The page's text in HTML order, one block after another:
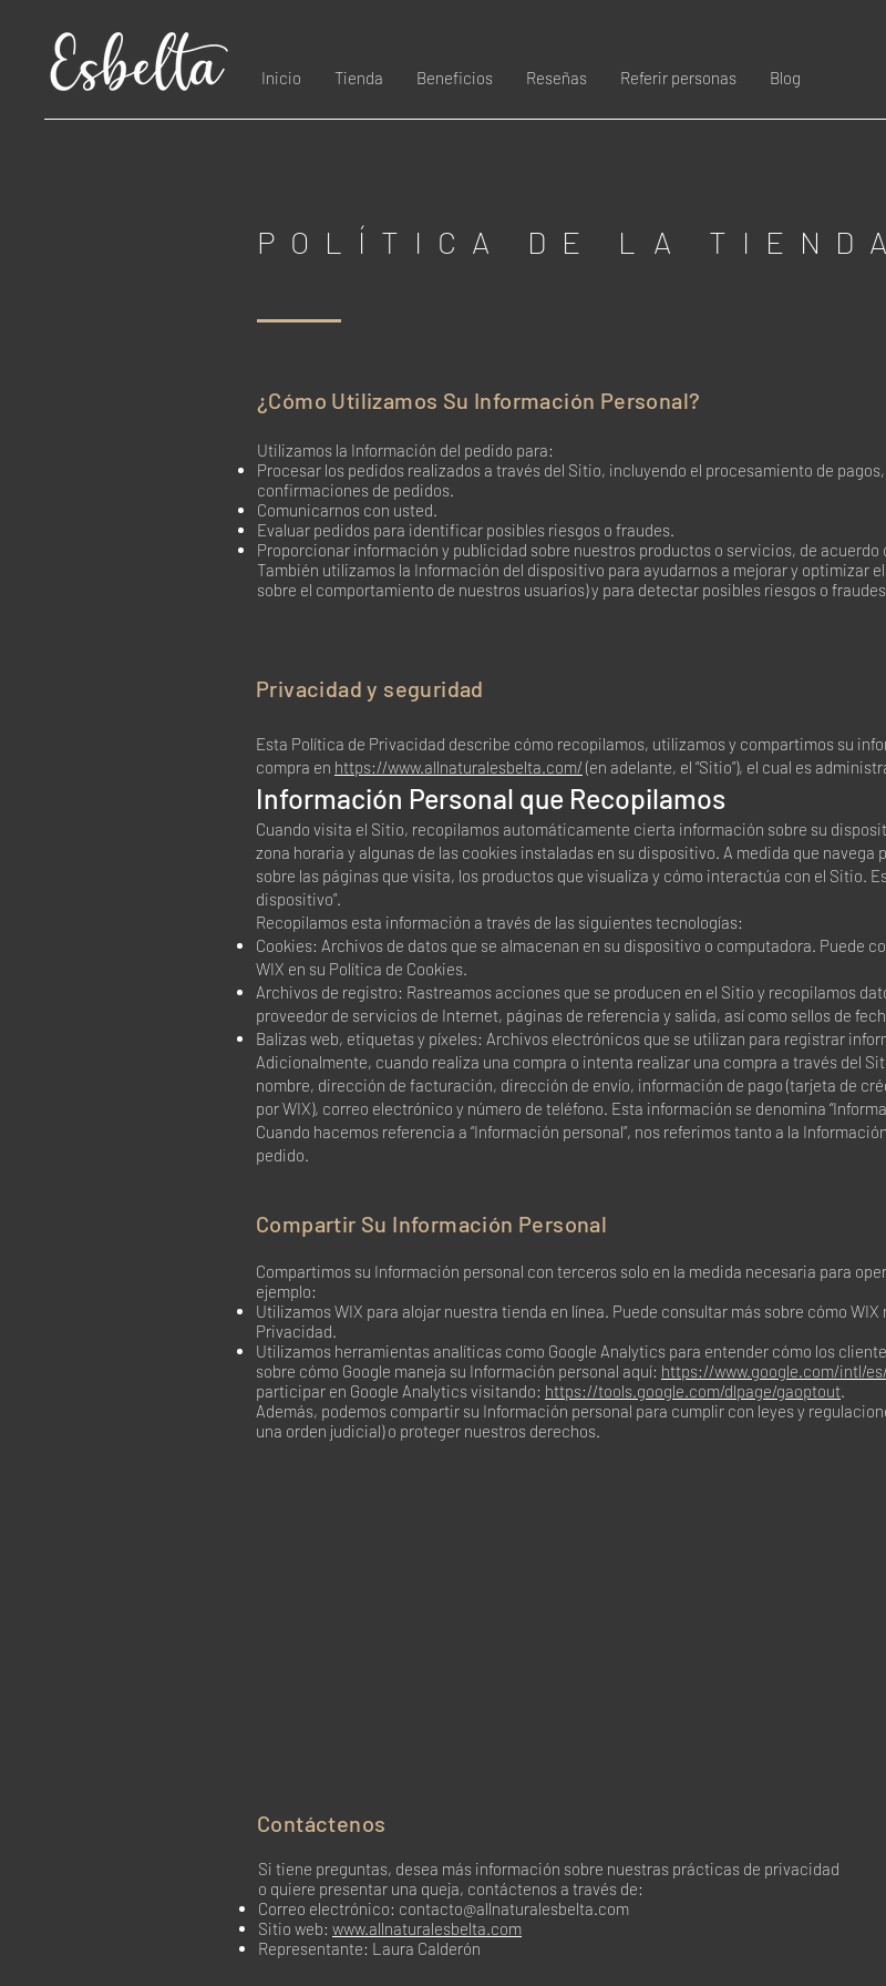
Inicio Tienda Beneficios Reseñas Referir personas Blog
POLÍTICA DE LA TIENDA
¿Cómo Utilizamos Su Información Personal?
Utilizamos la Información del pedido para:
Procesar los pedidos realizados a través del Sitio, incluyendo el procesamiento de
confirmaciones de pedidos.
Comunicarnos con usted.
Evaluar pedidos para identificar posibles riesgos o fraudes.
Proporcionar información y publicidad sobre nuestros productos o servicios, de
También utilizamos la Información del dispositivo para ayudarnos a mejorar y optimizar
sobre el comportamiento de nuestros usuarios) y para detectar posibles riesgos o
Privacidad y seguridad
Esta Política de Privacidad describe cómo recopilamos, utilizamos y compartimos su
compra en https://www.allnaturalesbelta.com/ (en adelante, el “Sitio”), el cual es
Información Personal que Recopilamos
Cuando visita el Sitio, recopilamos automáticamente cierta información sobre su
zona horaria y algunas de las cookies instaladas en su dispositivo. A medida que
sobre las páginas que visita, los productos que visualiza y cómo interactúa con el Sitio.
dispositivo”.
Recopilamos esta información a través de las siguientes tecnologías:
Cookies: Archivos de datos que se almacenan en su dispositivo o computadora. Puede
WIX en su Política de Cookies.
Archivos de registro: Rastreamos acciones que se producen en el Sitio y recopilamos
proveedor de servicios de Internet, páginas de referencia y salida, así como sellos de
Balizas web, etiquetas y píxeles: Archivos electrónicos que se utilizan para registrar
Adicionalmente, cuando realiza una compra o intenta realizar una compra a través del
nombre, dirección de facturación, dirección de envío, información de pago (tarjeta de
por WIX), correo electrónico y número de teléfono. Esta información se denomina
Cuando hacemos referencia a “Información personal”, nos referimos tanto a la
pedido.
Compartir Su Información Personal
Compartimos su Información personal con terceros solo en la medida necesaria para
ejemplo:
Utilizamos WIX para alojar nuestra tienda en línea. Puede consultar más sobre cómo
Privacidad.
Utilizamos herramientas analíticas como Google Analytics para entender cómo los
sobre cómo Google maneja su Información personal aquí: https://www.google.com/intl/
participar en Google Analytics visitando: https://tools.google.com/dlpage/gaoptout.
Además, podemos compartir su Información personal para cumplir con leyes y
una orden judicial) o proteger nuestros derechos.
Contáctenos
Si tiene preguntas, desea más información sobre nuestras prácticas de privacidad
o quiere presentar una queja, contáctenos a través de:
Correo electrónico: contacto@allnaturalesbelta.com
Sitio web: www.allnaturalesbelta.com
Representante: Laura Calderón